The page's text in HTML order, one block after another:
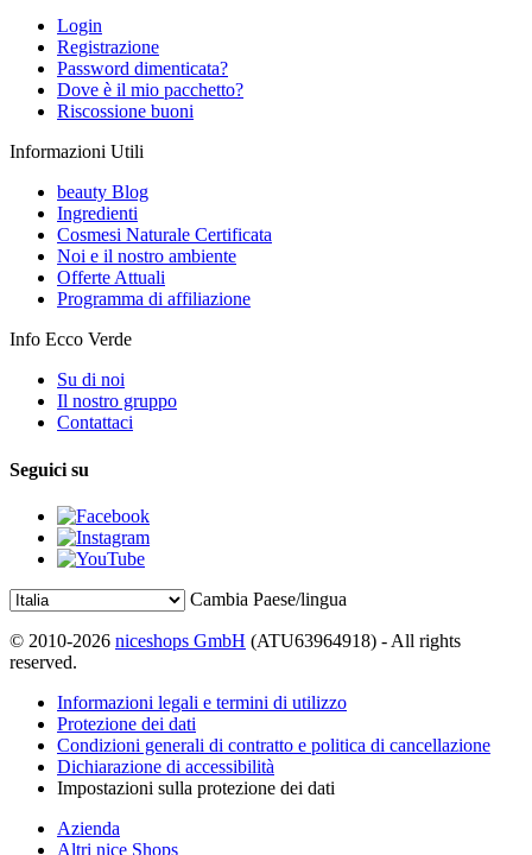
Login
Registrazione
Password dimenticata?
Dove è il mio pacchetto?
Riscossione buoni
Informazioni Utili
beauty Blog
Ingredienti
Cosmesi Naturale Certificata
Noi e il nostro ambiente
Offerte Attuali
Programma di affiliazione
Info Ecco Verde
Su di noi
Il nostro gruppo
Contattaci
Seguici su
Cambia Paese/lingua
© 2010-2026 niceshops GmbH (ATU63964918) - All rights
reserved.
Informazioni legali e termini di utilizzo
Protezione dei dati
Condizioni generali di contratto e politica di cancellazione
Dichiarazione di accessibilità
Impostazioni sulla protezione dei dati
Azienda
Altri nice Shops